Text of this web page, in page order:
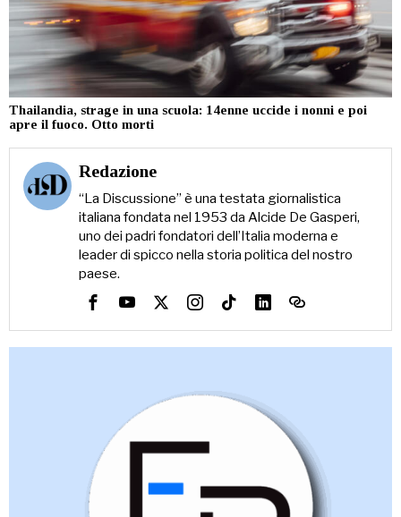
Thailandia, strage in una scuola: 14enne uccide i nonni e poi
apre il fuoco. Otto morti
Redazione
“La Discussione” è una testata giornalistica
italiana fondata nel 1953 da Alcide De Gasperi,
uno dei padri fondatori dell’Italia moderna e
leader di spicco nella storia politica del nostro
paese.